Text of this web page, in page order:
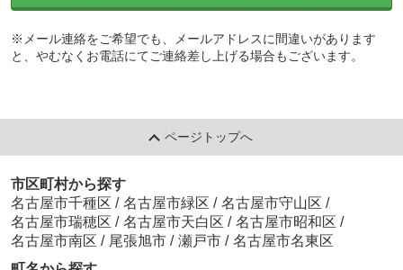
※メール連絡をご希望でも、メールアドレスに間違いがあります
と、やむなくお電話にてご連絡差し上げる場合もございます。
ページトップへ
市区町村から探す
名古屋市千種区 / 名古屋市緑区 / 名古屋市守山区 /
名古屋市瑞穂区 / 名古屋市天白区 / 名古屋市昭和区 /
名古屋市南区 / 尾張旭市 / 瀬戸市 / 名古屋市名東区